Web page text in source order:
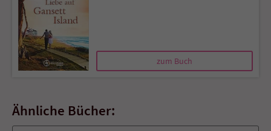
zum Buch
Ähnliche Bücher: